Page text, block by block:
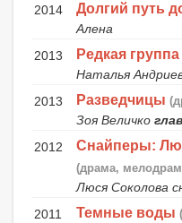
2014
Долгий путь
Алена
2013
Редкая
Наталья
2013
Разведчицы
Зоя Величко
2012
Снайперы:
(драма,
Люся Соколова
2011
Темные воды